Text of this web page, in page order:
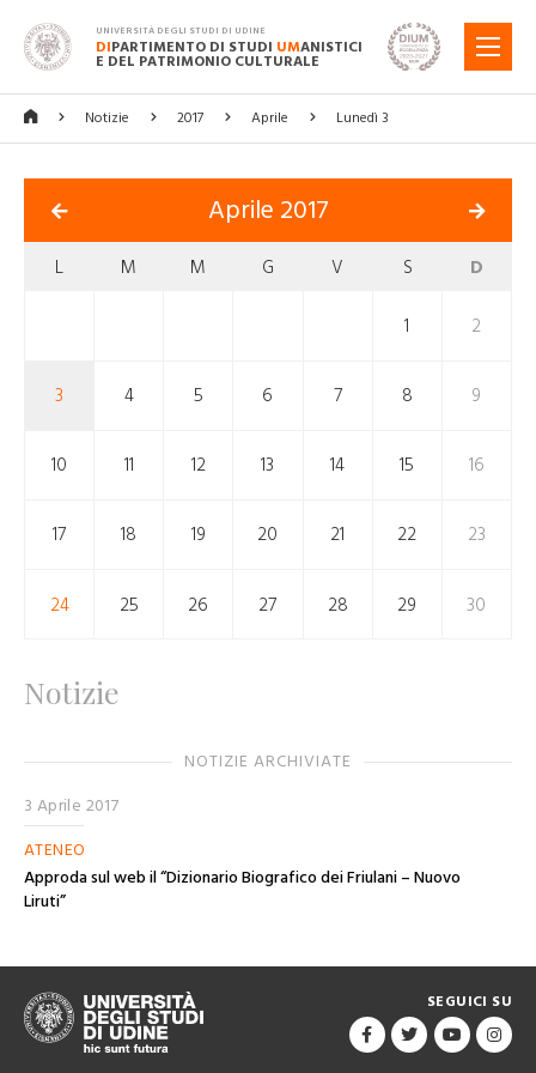
UNIVERSITÀ DEGLI STUDI DI UDINE
DIPARTIMENTO DI STUDI UMANISTICI
E DEL PATRIMONIO CULTURALE
MENU
Notizie 2017 Aprile Lunedì 3
Aprile 2017
L M M G V S D
1 2
3 4 5 6 7 8 9
10 11 12 13 14 15 16
17 18 19 20 21 22 23
24 25 26 27 28 29 30
Notizie
NOTIZIE ARCHIVIATE
3 Aprile 2017
ATENEO
Approda sul web il “Dizionario Biografico dei Friulani – Nuovo
Liruti”
SEGUICI SU